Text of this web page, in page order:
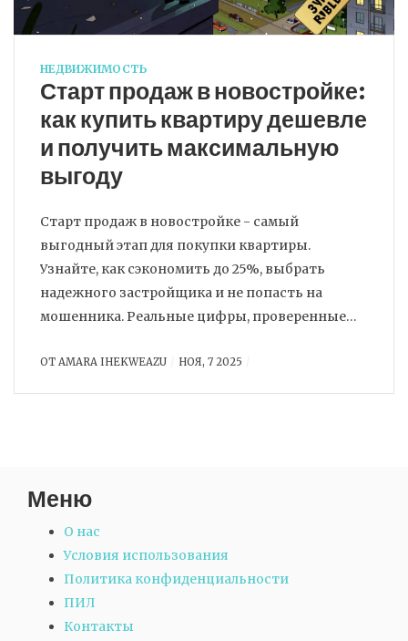
НЕДВИЖИМОСТЬ
Старт продаж в новостройке:
как купить квартиру дешевле
и получить максимальную
выгоду
Старт продаж в новостройке - самый
выгодный этап для покупки квартиры.
Узнайте, как сэкономить до 25%, выбрать
надежного застройщика и не попасть на
мошенника. Реальные цифры, проверенные
ОТ AMARA IHEKWEAZU НОЯ, 7 2025
Меню
О нас
Условия использования
Политика конфиденциальности
ПИЛ
Контакты